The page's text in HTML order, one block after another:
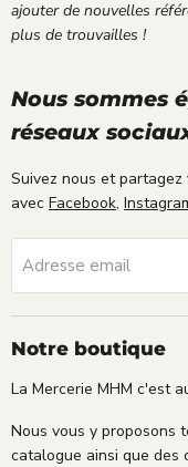
x
.
ajouter de nouvelles
plus de trouvailles !
Nous sommes
réseaux
Suivez nous et
avec Facebook,
Adresse email
Notre boutique
La Mercerie MHM c'est
Nous vous y proposons
catalogue ainsi que des